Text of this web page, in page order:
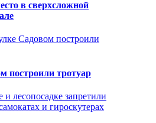
в сверхсложной
построили тротуар